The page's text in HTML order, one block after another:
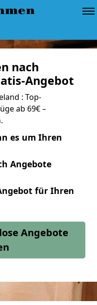
nach
Angebot
: Top-
ab 69€ –
es um Ihren
Angebote
für Ihren
Angebote